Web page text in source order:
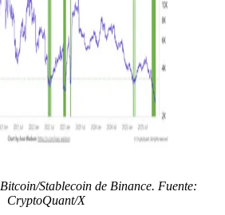
Stablecoin de Binance. Fuente:
CryptoQuant/X